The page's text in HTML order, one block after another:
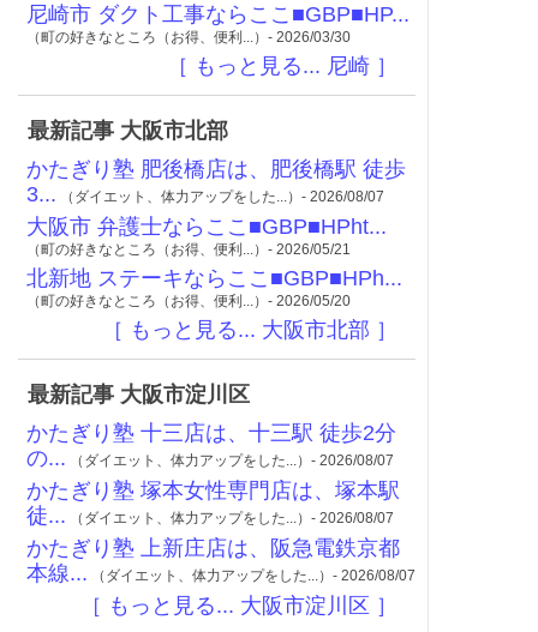
尼崎市 ダクト工事ならここ■GBP■HP...
（町の好きなところ（お得、便利...）- 2026/03/30
［ もっと見る... 尼崎 ］
最新記事 大阪市北部
かたぎり塾 肥後橋店は、肥後橋駅 徒歩
3... （ダイエット、体力アップをした...）- 2026/08/07
大阪市 弁護士ならここ■GBP■HPht...
（町の好きなところ（お得、便利...）- 2026/05/21
北新地 ステーキならここ■GBP■HPh...
（町の好きなところ（お得、便利...）- 2026/05/20
［ もっと見る... 大阪市北部 ］
最新記事 大阪市淀川区
かたぎり塾 十三店は、十三駅 徒歩2分
の... （ダイエット、体力アップをした...）- 2026/08/07
かたぎり塾 塚本女性専門店は、塚本駅
徒... （ダイエット、体力アップをした...）- 2026/08/07
かたぎり塾 上新庄店は、阪急電鉄京都
本線... （ダイエット、体力アップをした...）- 2026/08/07
［ もっと見る... 大阪市淀川区 ］